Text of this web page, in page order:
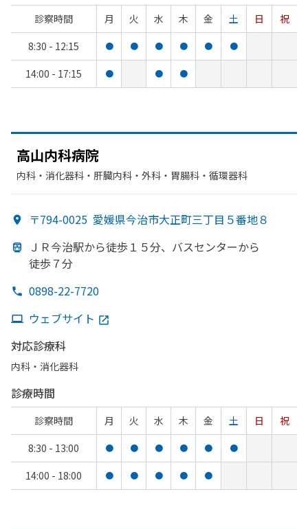
診察時間 月 火 水 木 金 土 日
祝
8:30 - 12:15
● ● ● ● ● ●
14:00 - 17:15 ● ● ●
高山内科病院
内科・​消化器科・​肝臓内科・外科・​胃腸科・​循環器科
〒794-0025 愛媛県今治市大正町三丁目５番地８
ＪＲ今治駅から徒歩１５分、 バスセンターから
徒歩７分
0898-22-7720
ウェブサイト
対応診療科
内科・​消化器科
診療時間
診察時間 月 火 水 木 金 土 日
祝
8:30 - 13:00
● ● ● ● ● ●
14:00 - 18:00 ● ● ● ● ●